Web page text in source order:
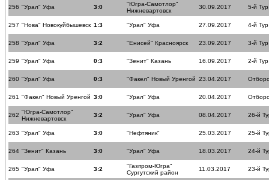
256 "Урал" Уфа 3:0
"Югра-Самотлор"
Нижневартовск
30.09.2017 5-й Тур
257 "Нова" Новокуйбышевск 1:3 "Урал" Уфа 27.09.2017 4-й Тур
258 "Урал" Уфа 3:2 "Енисей" Красноярск 23.09.2017 3-й Тур
259 "Урал" Уфа 0:3 "Зенит" Казань 16.09.2017 2-й Тур
260 "Урал" Уфа 0:3 "Факел" Новый Уренгой 23.04.2017
261 "Факел" Новый Уренгой 3:0 "Урал" Уфа 20.04.2017
262 "Югра-Самотлор"
Нижневартовск
3:2 "Урал" Уфа 08.04.2017 26-й
263 "Урал" Уфа 3:0 "Нефтяник" 25.03.2017 25-й
264 "Зенит" Казань 3:0 "Урал" Уфа 18.03.2017 24-й
265 "Урал" Уфа 3:2
"Газпром-Югра"
Сургутский район
11.03.2017 23-й